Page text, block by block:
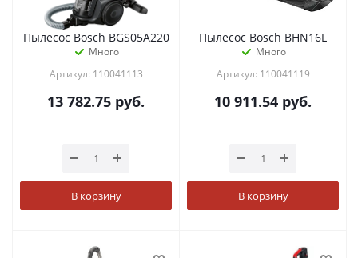
Пылесос Bosch BGS05A220
Много
Артикул: 110041113
13 782.75 руб.
В корзину
Пылесос Bosch BHN16L
Много
Артикул: 110041119
10 911.54 руб.
В корзину